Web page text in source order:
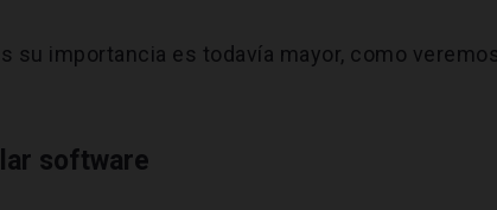
su importancia es todavía mayor, como
software